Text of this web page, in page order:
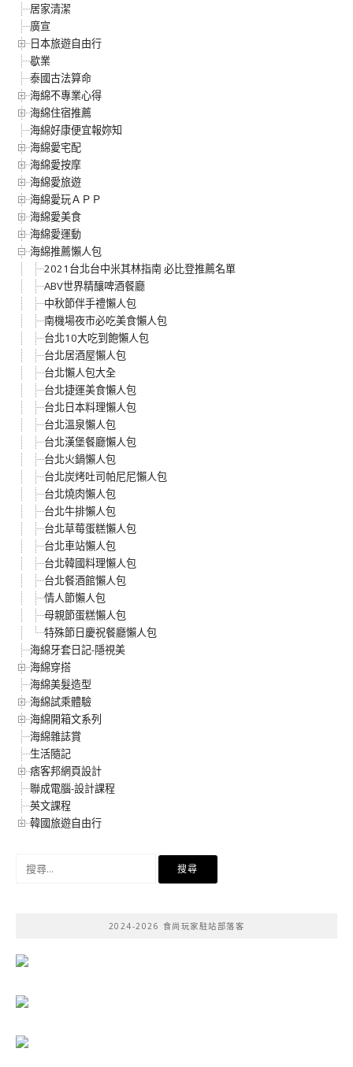
居家清潔
廣宣
日本旅遊自由行
歇業
泰國古法算命
海綿不專業心得
海綿住宿推薦
海綿好康便宜報妳知
海綿愛宅配
海綿愛按摩
海綿愛旅遊
海綿愛玩ＡＰＰ
海綿愛美食
海綿愛運動
海綿推薦懶人包
2021台北台中米其林指南 必比登推薦名單
ABV世界精釀啤酒餐廳
中秋節伴手禮懶人包
南機場夜市必吃美食懶人包
台北10大吃到飽懶人包
台北居酒屋懶人包
台北懶人包大全
台北捷運美食懶人包
台北日本料理懶人包
台北溫泉懶人包
台北漢堡餐廳懶人包
台北火鍋懶人包
台北炭烤吐司帕尼尼懶人包
台北燒肉懶人包
台北牛排懶人包
台北草莓蛋糕懶人包
台北車站懶人包
台北韓國料理懶人包
台北餐酒館懶人包
情人節懶人包
母親節蛋糕懶人包
特殊節日慶祝餐廳懶人包
海綿牙套日記-隱視美
海綿穿搭
海綿美髮造型
海綿試乘體驗
海綿開箱文系列
海綿雜誌賞
生活隨記
痞客邦網頁設計
聯成電腦-設計課程
英文課程
韓國旅遊自由行
2024-2026 食尚玩家駐站部落客